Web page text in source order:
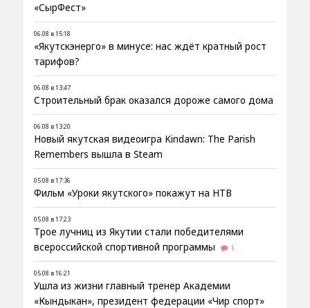
«СырФест»
06.08 в 15:18
«Якутскэнерго» в минусе: нас ждёт кратный рост
тарифов?
06.08 в 13:47
Строительный брак оказался дороже самого дома
06.08 в 13:20
Новый якутская видеоигра Kindawn: The Parish
Remembers вышла в Steam
05.08 в 17:36
Фильм «Уроки якутского» покажут на НТВ
05.08 в 17:23
Трое лучниц из Якутии стали победителями
всероссийской спортивной программы
1
05.08 в 16:21
Ушла из жизни главный тренер Академии
«Кындыкан», президент федерации «Чир спорт»